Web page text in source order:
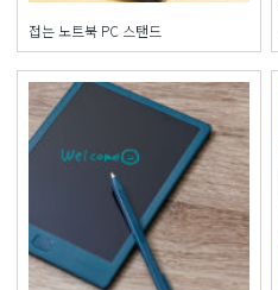
접는 노트북 PC 스탠드